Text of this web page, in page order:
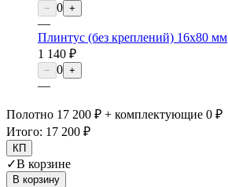
− 0 +
—
Плинтус (без креплений) 16х80 мм
1 140 ₽
− 0 +
—
Полотно 17 200 ₽ + комплектующие 0 ₽
Итого: 17 200 ₽
КП
✓В корзине
В корзину